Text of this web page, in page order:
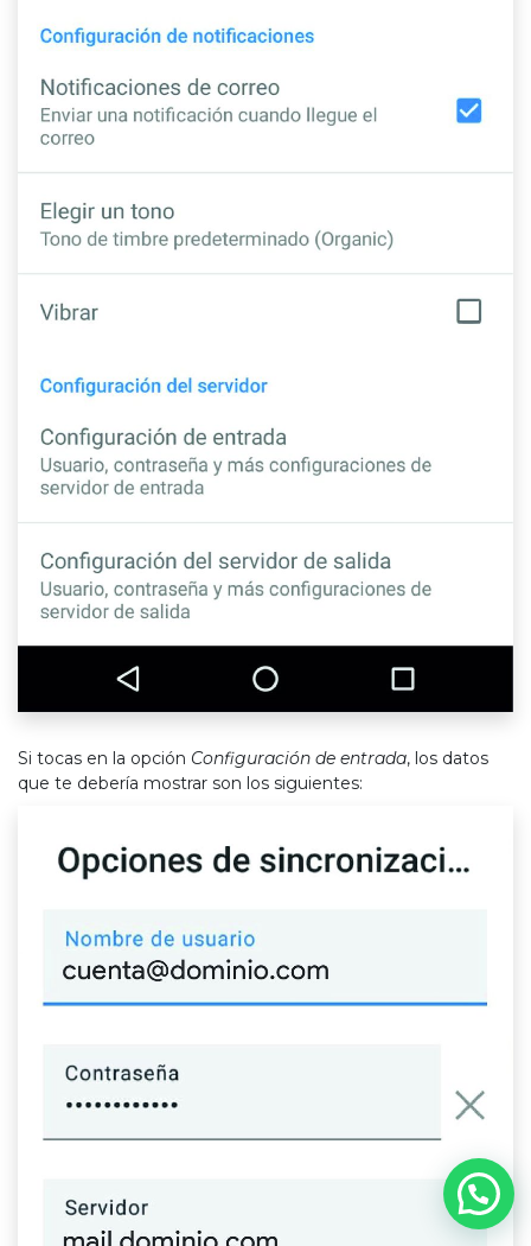
Si tocas en la opción Configuración de entrada, los datos
que te debería mostrar son los siguientes: